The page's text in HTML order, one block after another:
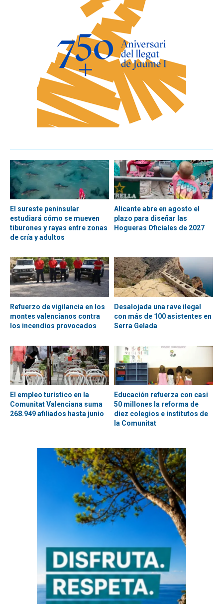
El sureste peninsular
estudiará cómo se mueven
tiburones y rayas entre zonas
de cría y adultos
Alicante abre en agosto el
plazo para diseñar las
Hogueras Oficiales de 2027
Refuerzo de vigilancia en los
montes valencianos contra
los incendios provocados
Desalojada una rave ilegal
con más de 100 asistentes en
Serra Gelada
El empleo turístico en la
Comunitat Valenciana suma
268.949 afiliados hasta junio
Educación refuerza con casi
50 millones la reforma de
diez colegios e institutos de
la Comunitat